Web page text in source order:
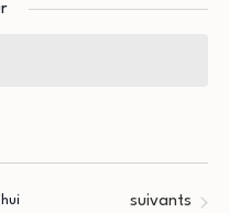
Évènements
suivants